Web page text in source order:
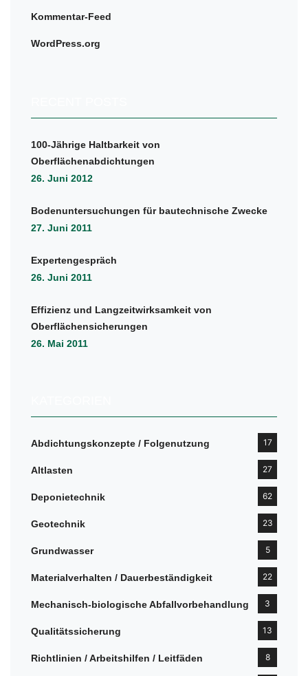
Kommentar-Feed
WordPress.org
100-Jährige Haltbarkeit von
Oberflächenabdichtungen
26. Juni 2012
Bodenuntersuchungen für bautechnische Zwecke
27. Juni 2011
Expertengespräch
26. Juni 2011
Effizienz und Langzeitwirksamkeit von
Oberflächensicherungen
26. Mai 2011
Abdichtungskonzepte / Folgenutzung 17
Altlasten 27
Deponietechnik 62
Geotechnik 23
Grundwasser 5
Materialverhalten / Dauerbeständigkeit 22
Mechanisch-biologische Abfallvorbehandlung 3
Qualitätssicherung 13
Richtlinien / Arbeitshilfen / Leitfäden 8